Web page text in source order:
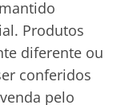
Produtos
diferente ou
conferidos
pelo